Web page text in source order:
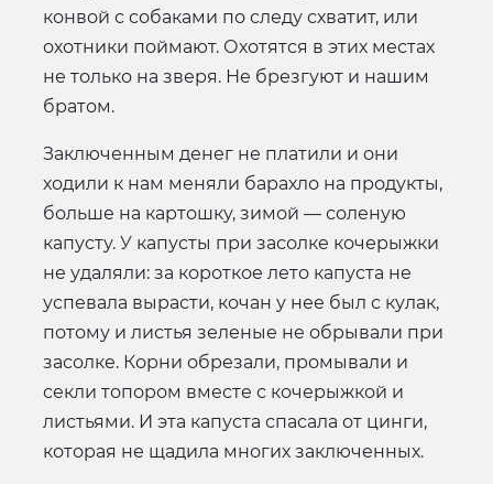
конвой с собаками по следу схватит, или
охотники поймают. Охотятся в этих местах
не только на зверя. Не брезгуют и нашим
братом.
Заключенным денег не платили и они
ходили к нам меняли барахло на продукты,
больше на картошку, зимой — соленую
капусту. У капусты при засолке кочерыжки
не удаляли: за короткое лето капуста не
успевала вырасти, кочан у нее был с кулак,
потому и листья зеленые не обрывали при
засолке. Корни обрезали, промывали и
секли топором вместе с кочерыжкой и
листьями. И эта капуста спасала от цинги,
которая не щадила многих заключенных.